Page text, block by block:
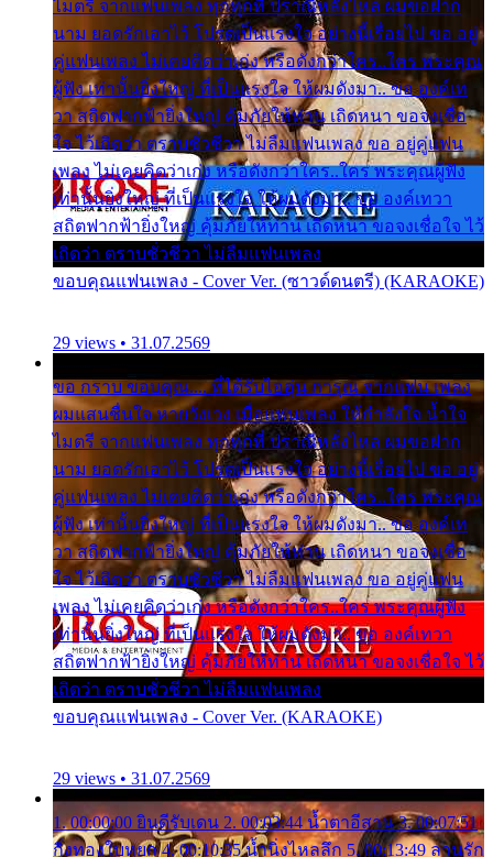
ไมตรี จากแฟนเพลง ทุกทุกที่ ปราณีหลั่งไหล ผมขอฝาก
นาม ยอดรักเอาไว้ โปรดเป็นแรงใจ อย่างนี้เรื่อยไป ขอ อยู่
คู่แฟนเพลง ไม่เคยคิดว่าเก่ง หรือดังกว่าใคร..ใคร พระคุณ
ผู้ฟัง เท่านั้นยิ่งใหญ่ ที่เป็นแรงใจ ให้ผมดังมา.. ขอ องค์เท
วา สถิตฟากฟ้ายิ่งใหญ่ คุ้มภัยให้ท่าน เถิดหนา ขอจงเชื่อ
ใจ ไว้เถิดว่า ตราบชั่วชีวา ไม่ลืมแฟนเพลง ขอ อยู่คู่แฟน
เพลง ไม่เคยคิดว่าเก่ง หรือดังกว่าใคร..ใคร พระคุณผู้ฟัง
เท่านั้นยิ่งใหญ่ ที่เป็นแรงใจ ให้ผมดังมา.. ขอ องค์เทวา
สถิตฟากฟ้ายิ่งใหญ่ คุ้มภัยให้ท่าน เถิดหนา ขอจงเชื่อใจ ไว้
เถิดว่า ตราบชั่วชีวา ไม่ลืมแฟนเพลง
ขอบคุณแฟนเพลง - Cover Ver. (ซาวด์ดนตรี) (KARAOKE)
29 views • 31.07.2569
ขอ กราบ ขอบคุณ.... ที่ได้รับไออุ่น การุณ จากแฟน เพลง
ผมแสนชื่นใจ หายวังเวง เมื่อแฟนเพลง ให้กำลังใจ น้ำใจ
ไมตรี จากแฟนเพลง ทุกทุกที่ ปราณีหลั่งไหล ผมขอฝาก
นาม ยอดรักเอาไว้ โปรดเป็นแรงใจ อย่างนี้เรื่อยไป ขอ อยู่
คู่แฟนเพลง ไม่เคยคิดว่าเก่ง หรือดังกว่าใคร..ใคร พระคุณ
ผู้ฟัง เท่านั้นยิ่งใหญ่ ที่เป็นแรงใจ ให้ผมดังมา.. ขอ องค์เท
วา สถิตฟากฟ้ายิ่งใหญ่ คุ้มภัยให้ท่าน เถิดหนา ขอจงเชื่อ
ใจ ไว้เถิดว่า ตราบชั่วชีวา ไม่ลืมแฟนเพลง ขอ อยู่คู่แฟน
เพลง ไม่เคยคิดว่าเก่ง หรือดังกว่าใคร..ใคร พระคุณผู้ฟัง
เท่านั้นยิ่งใหญ่ ที่เป็นแรงใจ ให้ผมดังมา.. ขอ องค์เทวา
สถิตฟากฟ้ายิ่งใหญ่ คุ้มภัยให้ท่าน เถิดหนา ขอจงเชื่อใจ ไว้
เถิดว่า ตราบชั่วชีวา ไม่ลืมแฟนเพลง
ขอบคุณแฟนเพลง - Cover Ver. (KARAOKE)
29 views • 31.07.2569
1. 00:00:00 ยินดีรับเดน 2. 00:03:44 น้ำตาอีสาน 3. 00:07:51
กิ่งทองใบหยก 4. 00:10:35 น้ำนิ่งไหลลึก 5. 00:13:49 ลานรัก